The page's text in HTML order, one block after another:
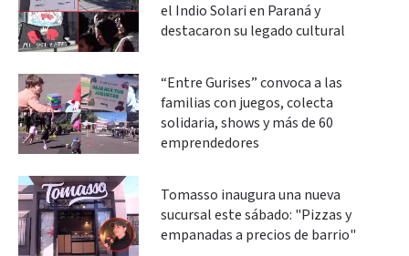
el Indio Solari en Paraná y
destacaron su legado cultural
“Entre Gurises” convoca a las
familias con juegos, colecta
solidaria, shows y más de 60
emprendedores
Tomasso inaugura una nueva
sucursal este sábado: "Pizzas y
empanadas a precios de barrio"